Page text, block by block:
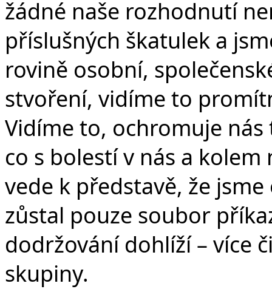
žádné naše rozhodnutí
příslušných škatulek a
rovině osobní,
stvoření, vidíme to
Vidíme to, ochromuje
co s bolestí v nás a
vede k představě, že
zůstal pouze soubor
dodržování dohlíží – více
skupiny.